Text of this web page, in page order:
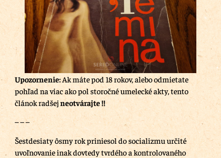
Upozornenie:Ak máte pod 18 rokov, alebo odmietate
pohľad na viac ako pol storočné umelecké akty, tento
článok radšejneotvárajte !!
– – –
Šestdesiaty ôsmy rok priniesol do socializmu určité
uvoľnovanie inak dovtedy tvrdého a kontrolovaného